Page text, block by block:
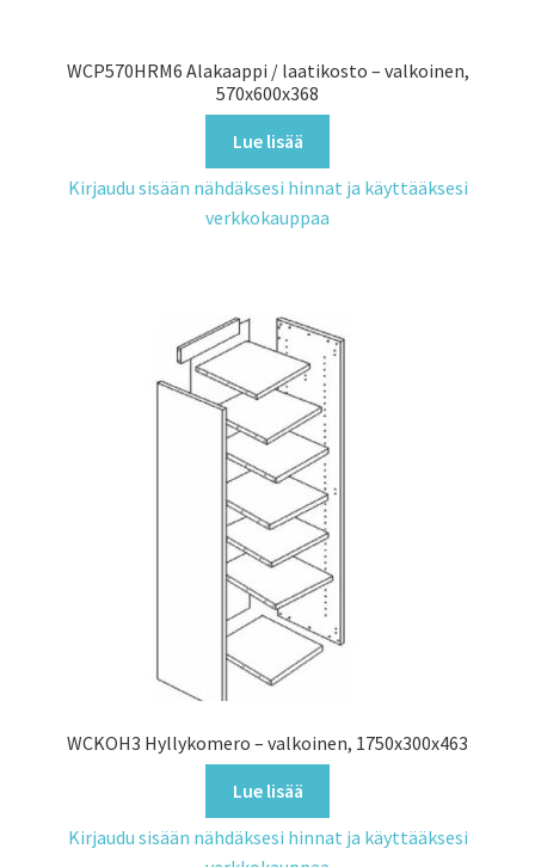
WCP570HRM6 Alakaappi / laatikosto – valkoinen,
570x600x368
Lue lisää
Kirjaudu sisään nähdäksesi hinnat ja käyttääksesi
verkkokauppaa
WCKOH3 Hyllykomero – valkoinen, 1750x300x463
Lue lisää
Kirjaudu sisään nähdäksesi hinnat ja käyttääksesi